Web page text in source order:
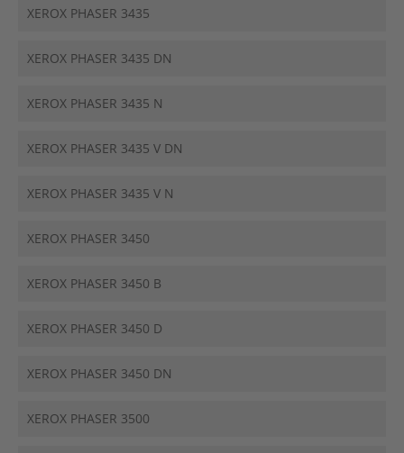
XEROX PHASER 3435
XEROX PHASER 3435 DN
XEROX PHASER 3435 N
XEROX PHASER 3435 V DN
XEROX PHASER 3435 V N
XEROX PHASER 3450
XEROX PHASER 3450 B
XEROX PHASER 3450 D
XEROX PHASER 3450 DN
XEROX PHASER 3500